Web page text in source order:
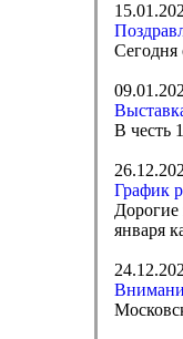
Сегодня
В честь
График
Дорогие
января